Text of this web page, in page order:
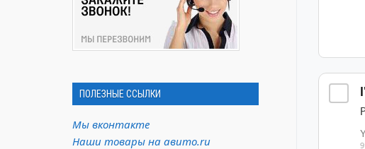
ПОЛЕЗНЫЕ ССЫЛКИ
Мы вконтакте
Наши товары на авито.ru